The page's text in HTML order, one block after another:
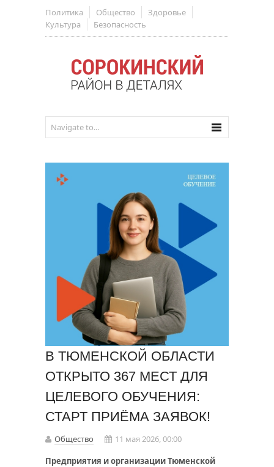
Политика Общество
Здоровье
Культура
Безопасность
В ТЮМЕНСКОЙ ОБЛАСТИ
ОТКРЫТО 367 МЕСТ ДЛЯ
ЦЕЛЕВОГО ОБУЧЕНИЯ:
СТАРТ ПРИЁМА ЗАЯВОК!
Общество
11 мая 2026, 00:00
Предприятия и организации Тюменской